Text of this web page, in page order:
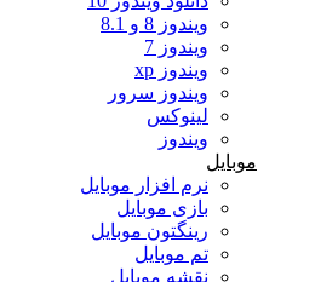
ویندوز 8 و 8.1
ویندوز 7
ویندوز xp
ویندوز سرور
لینوکس
ویندوز
موبایل
نرم افزار موبایل
بازی موبایل
رینگتون موبایل
تم موبایل
نقشه موبایل